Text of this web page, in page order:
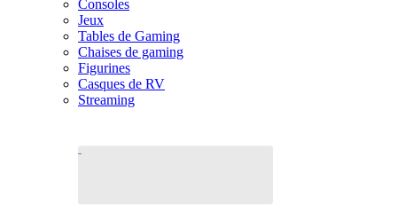
Consoles
Jeux
Tables de Gaming
Chaises de gaming
Figurines
Casques de RV
Streaming